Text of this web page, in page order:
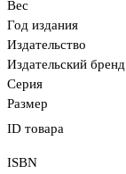
Вес
Год издания
Издательство
Издательский бренд
Серия
Размер
ID товара
ISBN